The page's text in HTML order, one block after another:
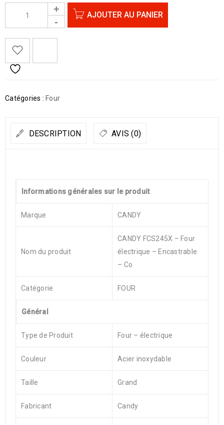
AJOUTER AU PANIER
Catégories : Four
DESCRIPTION AVIS (0)
Informations générales sur le produit
Marque CANDY
Nom du produit
CANDY FCS245X – Four
électrique – Encastrable
– Co
Catégorie FOUR
Général
Type de Produit Four – électrique
Couleur Acier inoxydable
Taille Grand
Fabricant Candy